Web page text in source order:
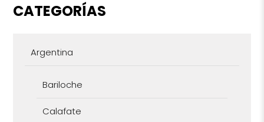
CATEGORÍAS
Argentina
Bariloche
Calafate